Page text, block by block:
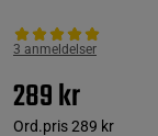
3 anmeldelser
289 kr
Ord.pris289 kr